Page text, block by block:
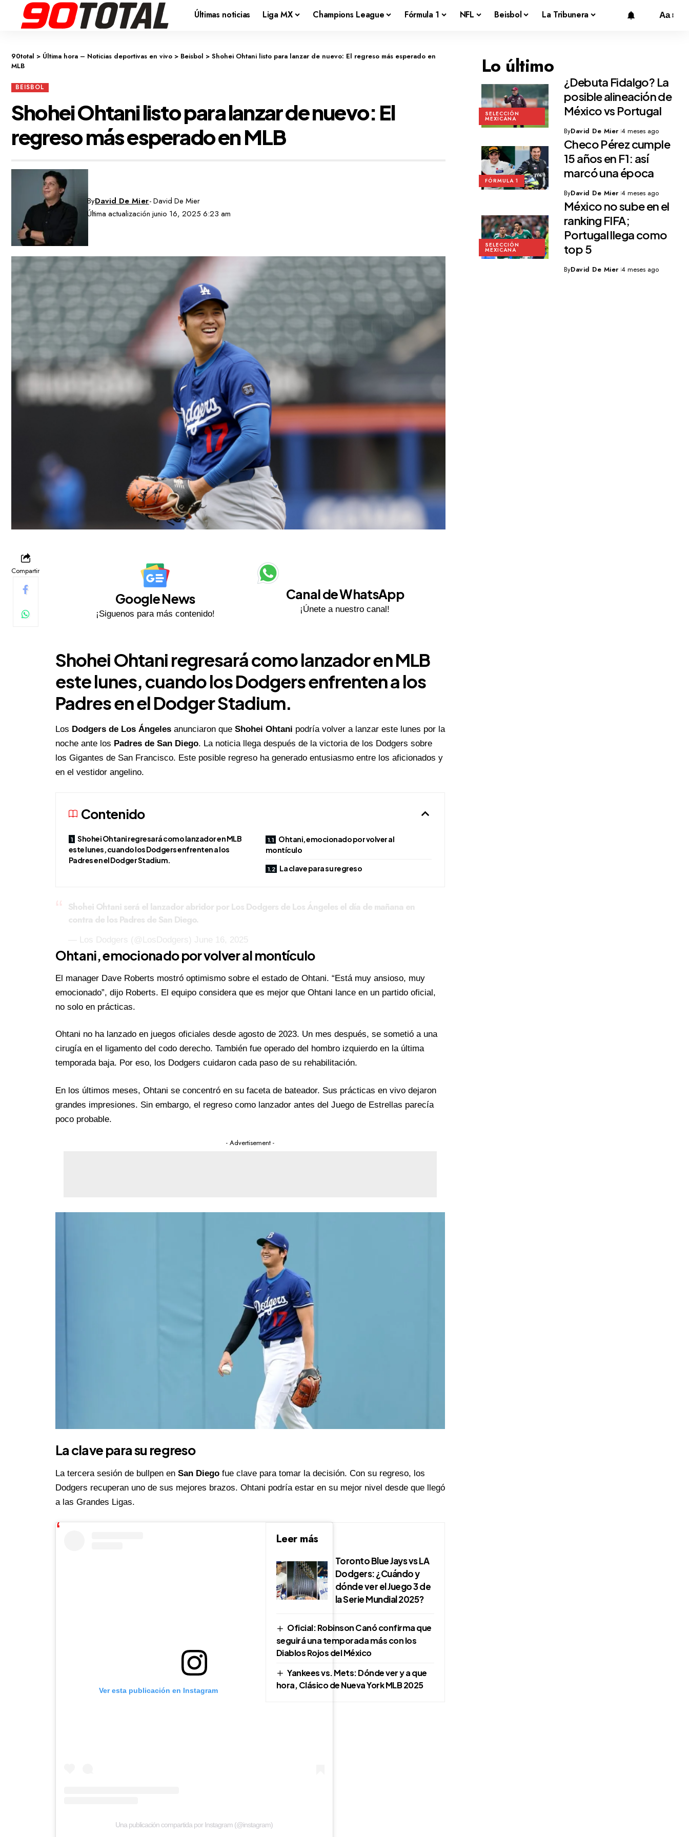
Últimas noticias Liga MX Champions League Fórmula 1 NFL Beisbol La Tribunera Aa
90total > Última hora – Noticias deportivas en vivo > Beisbol > Shohei Ohtani listo para lanzar de nuevo: El regreso más esperado en
MLB
BEISBOL
Shohei Ohtani listo para lanzar de nuevo: El
regreso más esperado en MLB
Última actualización junio 16, 2025 6:23 am
ByDavid De Mier- David De Mier
Compartir
Google News
¡Siguenos para más contenido!
Canal de WhatsApp
¡Únete a nuestro canal!
Shohei Ohtani regresará como lanzador en MLB
este lunes, cuando los Dodgers enfrenten a los
Padres en el Dodger Stadium.
Los Dodgers de Los Ángelesanunciaron que Shohei Ohtani podría volver a lanzar este lunes por la
noche ante los Padres de San Diego. La noticia llega después de la victoria de los Dodgers sobre
los Gigantes de San Francisco. Este posible regreso ha generado entusiasmo entre los aficionados y
en el vestidor angelino.
Contenido
Shohei Ohtani regresará como lanzador en MLB
este lunes, cuando los Dodgers enfrenten a los
Padres en el Dodger Stadium.
Ohtani, emocionado por volver al
montículo
La clave para su regreso
Shohei Ohtani será el lanzador abridor por Los Dodgers de Los Ángeles el día de mañana en
contra de los Padres de San Diego.
— Los Dodgers (@LosDodgers) June 16, 2025
Ohtani, emocionado por volver al montículo
El manager Dave Roberts mostró optimismo sobre el estado de Ohtani. “Está muy ansioso, muy
emocionado”, dijo Roberts. El equipo considera que es mejor que Ohtani lance en un partido oficial,
no solo en prácticas.
Ohtani no ha lanzado en juegos oficiales desde agosto de 2023. Un mes después, se sometió a una
cirugía en el ligamento del codo derecho. También fue operado del hombro izquierdo en la última
temporada baja. Por eso, los Dodgers cuidaron cada paso de su rehabilitación.
En los últimos meses, Ohtani se concentró en su faceta de bateador. Sus prácticas en vivo dejaron
grandes impresiones. Sin embargo, el regreso como lanzador antes del Juego de Estrellas parecía
poco probable.
- Advertisement -
La clave para su regreso
La tercera sesión de bullpen en San Diegofue clave para tomar la decisión. Con su regreso, los
Dodgers recuperan uno de sus mejores brazos. Ohtani podría estar en su mejor nivel desde que llegó
a las Grandes Ligas.
Leer más
Toronto Blue Jays vs LA
Dodgers: ¿Cuándo y
dónde ver el Juego 3 de
la Serie Mundial 2025?
Oficial: Robinson Canó confirma que
seguirá una temporada más con los
Diablos Rojos del México
Yankees vs. Mets: Dónde ver y a que
hora, Clásico de Nueva York MLB 2025
Ver esta publicación en Instagram
Una publicación compartida por Instagram (@instagram)
Lo último
SELECCIÓN
MEXICANA
¿Debuta Fidalgo? La
posible alineación de
México vs Portugal
ByDavid De Mier 4 meses ago
FÓRMULA 1
Checo Pérez cumple
15 años en F1: así
marcó una época
ByDavid De Mier 4 meses ago
SELECCIÓN
MEXICANA
México no sube en el
ranking FIFA;
Portugal llega como
top 5
ByDavid De Mier 4 meses ago